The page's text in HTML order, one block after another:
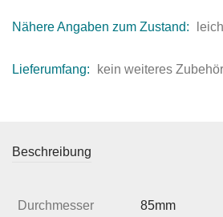
Nähere Angaben zum Zustand:
Lieferumfang: kein weiteres Zubehör
Beschreibung
Durchmesser 85mm